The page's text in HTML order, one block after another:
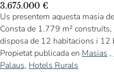
3.675.000 €
Us presentem aquesta masia
Consta de 1.779 m²
disposa de 12 habitacions i 12
Propietat publicada en Masias ,
Palaus, Hotels Rurals